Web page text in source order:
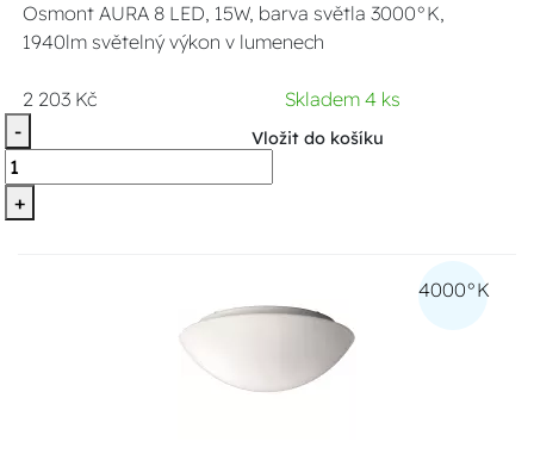
Osmont AURA 8 LED, 15W, barva světla 3000°K,
1940lm světelný výkon v lumenech
2 203 Kč
Skladem 4 ks
-
+
Vložit do košíku
4000°K